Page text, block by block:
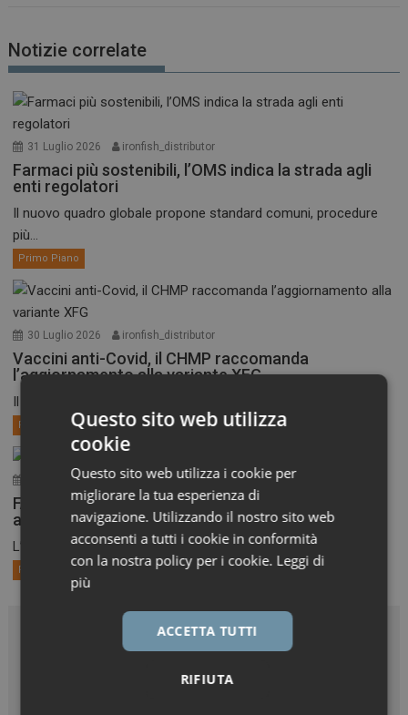
Notizie correlate
31 Luglio 2026 ironfish_distributor
Farmaci più sostenibili, l’OMS indica la strada agli
enti regolatori
Il nuovo quadro globale propone standard comuni, procedure
più...
Primo Piano
30 Luglio 2026 ironfish_distributor
Vaccini anti-Covid, il CHMP raccomanda
l’aggiornamento alla variante XFG
Il Comitato per i medicinali per uso umano dell’EMA,...
Primo Piano
30 Luglio 2026 ironfish_distributor
FAST-EU, AIFA aggiorna l’elenco dei Comitati etici
aderenti
L’Agenzia ha pubblicato l’elenco aggiornato al 27 luglio dei...
Primo Piano
Questo sito web utilizza
cookie
Questo sito web utilizza i cookie per
migliorare la tua esperienza di
navigazione. Utilizzando il nostro sito web
acconsenti a tutti i cookie in conformità
con la nostra policy per i cookie. Leggi di
più
ACCETTA TUTTI
RIFIUTA